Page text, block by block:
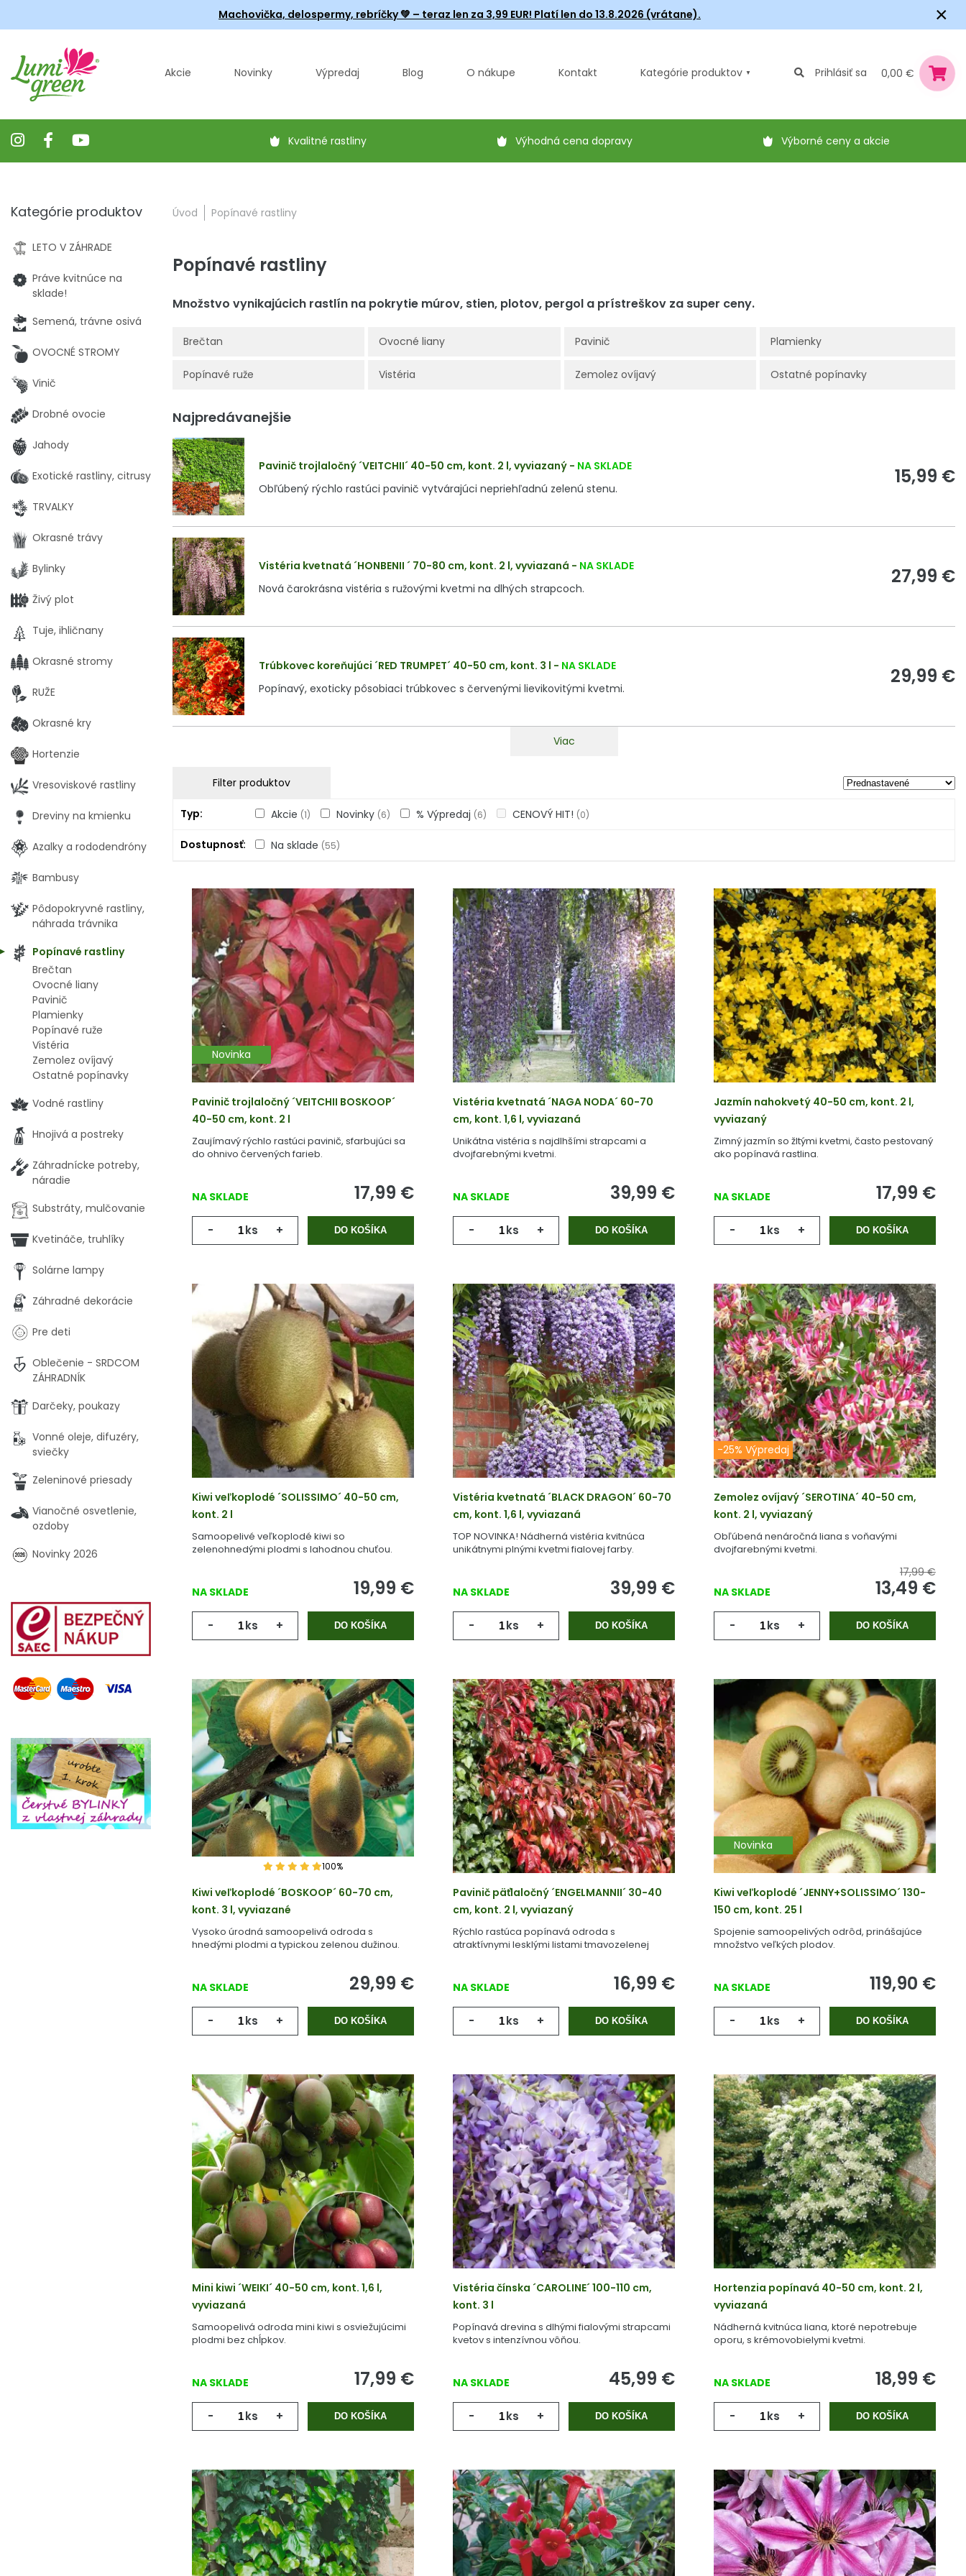
Machovička, delospermy, rebríčky💚 – teraz len za 3,99 EUR! Platí len do 13.8.2026 (vrátane). ×
Akcie Novinky Výpredaj Blog O nákupe Kontakt Kategórie produktov Prihlásiť sa 0,00 €
Kvalitné rastliny Výhodná cena dopravy Výborné ceny a akcie
Úvod Popínavé rastliny
Popínavé rastliny
Množstvo vynikajúcich rastlín na pokrytie múrov, stien, plotov, pergol a prístreškov za super ceny.
Brečtan Ovocné liany Pavinič Plamienky
Popínavé ruže Vistéria Zemolez ovíjavý Ostatné popínavky
Najpredávanejšie
Pavinič trojlaločný ´VEITCHII´ 40-50 cm, kont. 2 l, vyviazaný - NA SKLADE
Obľúbený rýchlo rastúci pavinič vytvárajúci nepriehľadnú zelenú stenu.
15,99 €
Vistéria kvetnatá ´HONBENII ´ 70-80 cm, kont. 2 l, vyviazaná - NA SKLADE
Nová čarokrásna vistéria s ružovými kvetmi na dlhých strapcoch.
27,99 €
Trúbkovec koreňujúci ´RED TRUMPET´ 40-50 cm, kont. 3 l - NA SKLADE
Popínavý, exoticky pôsobiaci trúbkovec s červenými lievikovitými kvetmi.
29,99 €
Viac
Filter produktov
Typ Akcie (1) Novinky (6) % Výpredaj (6) CENOVÝ HIT! (0)
Dostupnosť Na sklade (55)
Novinka
Pavinič trojlaločný ´VEITCHII BOSKOOP´
40-50 cm, kont. 2 l
Zaujímavý rýchlo rastúci pavinič, sfarbujúci sa
do ohnivo červených farieb.
NA SKLADE 17,99 €
- ks + DO KOŠÍKA
Vistéria kvetnatá ´NAGA NODA´ 60-70
cm, kont. 1,6 l, vyviazaná
Unikátna vistéria s najdlhšími strapcami a
dvojfarebnými kvetmi.
NA SKLADE 39,99 €
- ks + DO KOŠÍKA
Jazmín nahokvetý 40-50 cm, kont. 2 l,
vyviazaný
Zimný jazmín so žltými kvetmi, často pestovaný
ako popínavá rastlina.
NA SKLADE 17,99 €
- ks + DO KOŠÍKA
Kiwi veľkoplodé ´SOLISSIMO´ 40-50 cm,
kont. 2 l
Samoopelivé veľkoplodé kiwi so
zelenohnedými plodmi s lahodnou chuťou.
NA SKLADE 19,99 €
- ks + DO KOŠÍKA
Vistéria kvetnatá ´BLACK DRAGON´ 60-70
cm, kont. 1,6 l, vyviazaná
TOP NOVINKA! Nádherná vistéria kvitnúca
unikátnymi plnými kvetmi fialovej farby.
NA SKLADE 39,99 €
- ks + DO KOŠÍKA
-25% Výpredaj
Zemolez ovíjavý ´SEROTINA´ 40-50 cm,
kont. 2 l, vyviazaný
Obľúbená nenáročná liana s voňavými
dvojfarebnými kvetmi.
NA SKLADE
17,99 €
13,49 €
- ks + DO KOŠÍKA
100%
Kiwi veľkoplodé ´BOSKOOP´ 60-70 cm,
kont. 3 l, vyviazané
Vysoko úrodná samoopelivá odroda s
hnedými plodmi a typickou zelenou dužinou.
NA SKLADE 29,99 €
- ks + DO KOŠÍKA
Pavinič päťlaločný ´ENGELMANNII´ 30-40
cm, kont. 2 l, vyviazaný
Rýchlo rastúca popínavá odroda s
atraktívnymi lesklými listami tmavozelenej
NA SKLADE 16,99 €
- ks + DO KOŠÍKA
Novinka
Kiwi veľkoplodé ´JENNY+SOLISSIMO´ 130-
150 cm, kont. 25 l
Spojenie samoopelivých odrôd, prinášajúce
množstvo veľkých plodov.
NA SKLADE 119,90 €
- ks + DO KOŠÍKA
Mini kiwi ´WEIKI´ 40-50 cm, kont. 1,6 l,
vyviazaná
Samoopelivá odroda mini kiwi s osviežujúcimi
plodmi bez chĺpkov.
NA SKLADE 17,99 €
- ks + DO KOŠÍKA
Vistéria čínska ´CAROLINE´ 100-110 cm,
kont. 3 l
Popínavá drevina s dlhými fialovými strapcami
kvetov s intenzívnou vôňou.
NA SKLADE 45,99 €
- ks + DO KOŠÍKA
Hortenzia popínavá 40-50 cm, kont. 2 l,
vyviazaná
Nádherná kvitnúca liana, ktoré nepotrebuje
oporu, s krémovobielymi kvetmi.
NA SKLADE 18,99 €
- ks + DO KOŠÍKA
Kategórie produktov
LETO V ZÁHRADE
Práve kvitnúce na
sklade!
Semená, trávne osivá
OVOCNÉ STROMY
Vinič
Drobné ovocie
Jahody
Exotické rastliny, citrusy
TRVALKY
Okrasné trávy
Bylinky
Živý plot
Tuje, ihličnany
Okrasné stromy
RUŽE
Okrasné kry
Hortenzie
Vresoviskové rastliny
Dreviny na kmienku
Azalky a rododendróny
Bambusy
Pôdopokryvné rastliny,
náhrada trávnika
Popínavé rastliny
Brečtan
Ovocné liany
Pavinič
Plamienky
Popínavé ruže
Vistéria
Zemolez ovíjavý
Ostatné popínavky
Vodné rastliny
Hnojivá a postreky
Záhradnícke potreby,
náradie
Substráty, mulčovanie
Kvetináče, truhlíky
Solárne lampy
Záhradné dekorácie
Pre deti
Oblečenie - SRDCOM
ZÁHRADNÍK
Darčeky, poukazy
Vonné oleje, difuzéry,
sviečky
Zeleninové priesady
Vianočné osvetlenie,
ozdoby
Novinky 2026